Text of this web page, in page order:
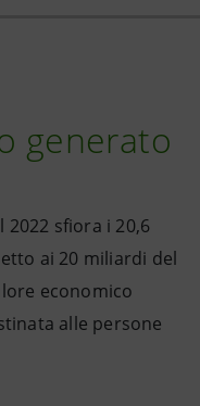
generato
sfiora i 20,6
ai 20 miliardi del
economico
alle persone